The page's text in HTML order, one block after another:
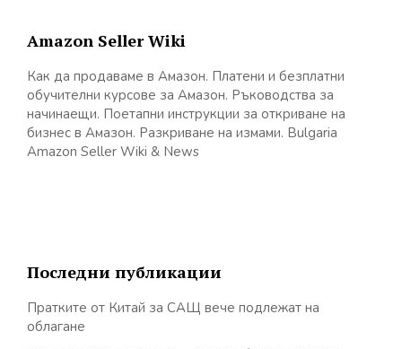
Amazon Seller Wiki
Как да продаваме в Амазон. Платени и безплатни
обучителни курсове за Амазон. Ръководства за
начинаещи. Поетапни инструкции за откриване на
бизнес в Амазон. Разкриване на измами. Bulgaria
Amazon Seller Wiki & News
Последни публикации
Пратките от Китай за САЩ вече подлежат на
облагане